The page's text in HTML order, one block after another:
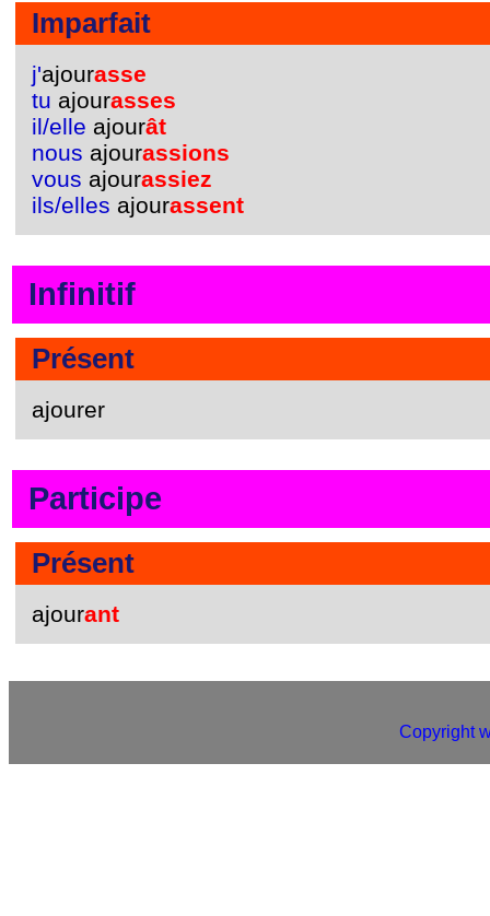
Imparfait
j'ajourasse
tu ajourasses
il/elle ajourât
nous ajourassions
vous ajourassiez
ils/elles ajourassent
Infinitif
Présent
ajourer
Participe
Présent
ajourant
Copyright